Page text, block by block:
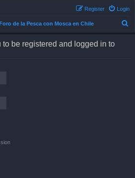
Login
Register
de la Pesca con Mosca en Chile
be registered and logged in to